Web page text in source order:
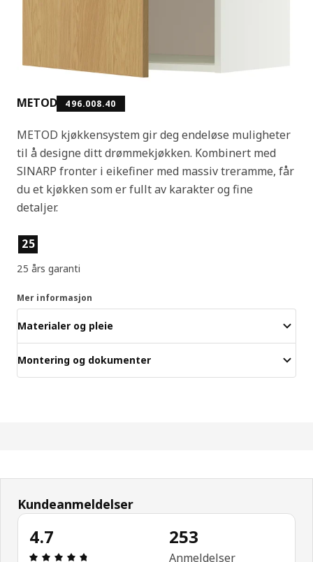
METOD 496.008.40
METOD kjøkkensystem gir deg endeløse muligheter
til å designe ditt drømmekjøkken. Kombinert med
SINARP fronter i eikefiner med massiv treramme, får
du et kjøkken som er fullt av karakter og fine
detaljer.
Produktfunksjoner
25
25 års garanti
Mer informasjon
Materialer og pleie
Montering og dokumenter
Kundeanmeldelser
4.7
Produktomtale: 4.7 ingen kundevurdering 5
253
Anmeldelser